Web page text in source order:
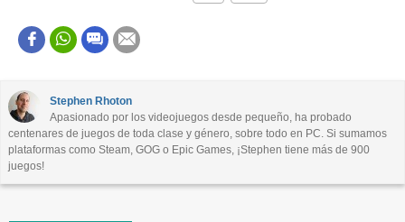
Este contenido contiene información incorrecta
Otro
Stephen Rhoton
Apasionado por los videojuegos desde pequeño, ha probado
centenares de juegos de toda clase y género, sobre todo en PC. Si sumamos
plataformas como Steam, GOG o Epic Games, ¡Stephen tiene más de 900
juegos!